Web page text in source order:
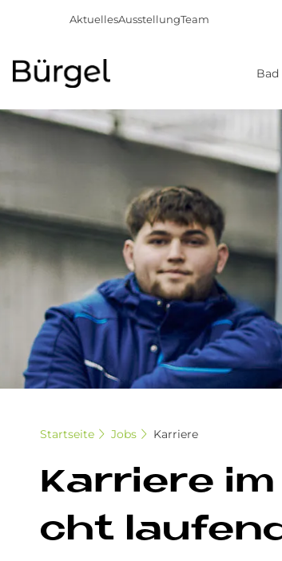
Direkt
AktuellesAusstellungTeam
Bad
Startseite Jobs Karriere
Kar­rie­re
cht